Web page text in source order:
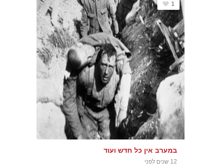
1
במערב אין כל חדש ועוד
12 שנים לפני